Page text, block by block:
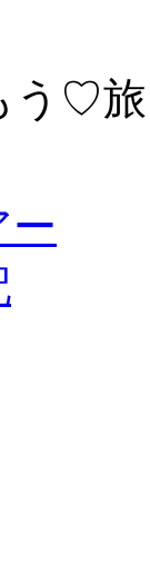
う♡
ー